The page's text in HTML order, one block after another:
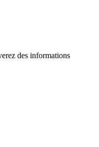
des informations